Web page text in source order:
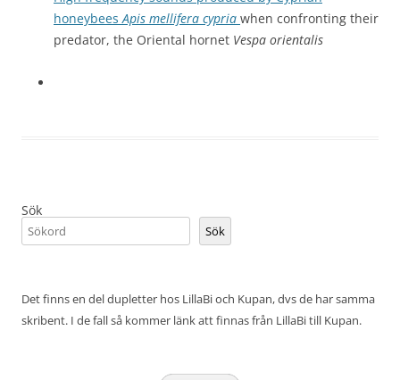
honeybeesApis mellifera cypria when confronting their
predator, the Oriental hornet Vespa orientalis
Sök
Sök
Det finns en del dupletter hos LillaBi och Kupan, dvs de har samma
skribent. I de fall så kommer länk att finnas från LillaBi till Kupan.